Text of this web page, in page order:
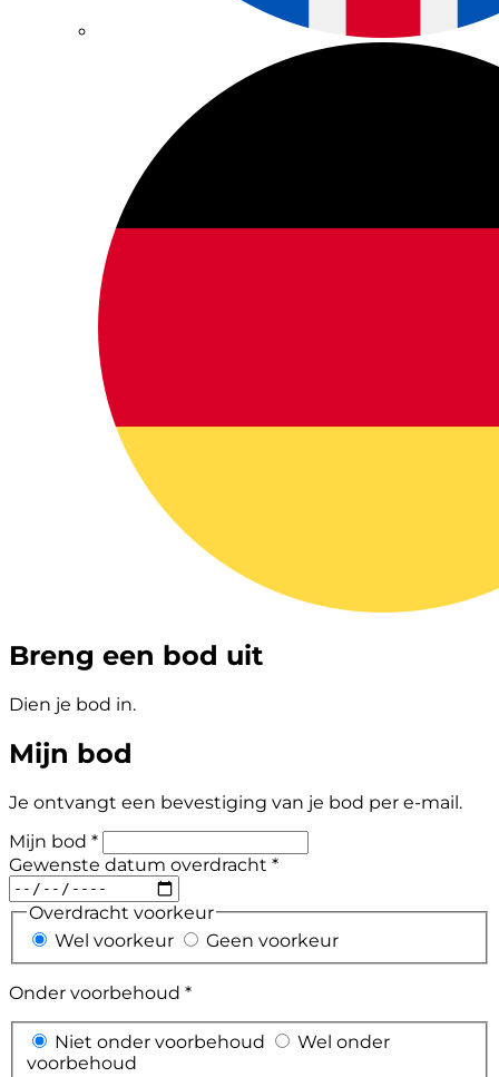
Breng een bod uit
Dien je bod in.
Mijn bod
Je ontvangt een bevestiging van je bod per e-mail.
Mijn bod *
Gewenste datum overdracht *
Overdracht voorkeur
Wel voorkeur
Geen voorkeur
Onder voorbehoud *
Niet onder voorbehoud
Wel onder
voorbehoud